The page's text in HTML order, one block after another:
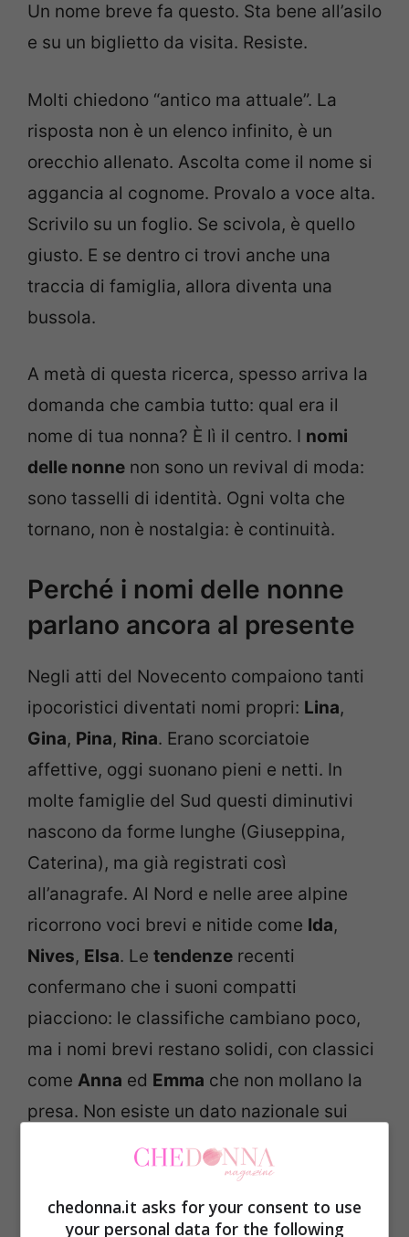
Un nome breve fa questo. Sta bene all’asilo
e su un biglietto da visita. Resiste.
Molti chiedono “antico ma attuale”. La
risposta non è un elenco infinito, è un
orecchio allenato. Ascolta come il nome si
aggancia al cognome. Provalo a voce alta.
Scrivilo su un foglio. Se scivola, è quello
giusto. E se dentro ci trovi anche una
traccia di famiglia, allora diventa una
bussola.
A metà di questa ricerca, spesso arriva la
domanda che cambia tutto: qual era il
nome di tua nonna? È lì il centro. I nomi
delle nonne non sono un revival di moda:
sono tasselli di identità. Ogni volta che
tornano, non è nostalgia: è continuità.
Perché i nomi delle nonne
parlano ancora al presente
Negli atti del Novecento compaiono tanti
ipocoristici diventati nomi propri: Lina,
Gina, Pina, Rina. Erano scorciatoie
affettive, oggi suonano pieni e netti. In
molte famiglie del Sud questi diminutivi
nascono da forme lunghe (Giuseppina,
Caterina), ma già registrati così
all’anagrafe. Al Nord e nelle aree alpine
ricorrono voci brevi e nitide come Ida,
Nives, Elsa. Le tendenze recenti
confermano che i suoni compatti
piacciono: le classifiche cambiano poco,
ma i nomi brevi restano solidi, con classici
come Anna ed Emma che non mollano la
presa. Non esiste un dato nazionale sui
“nomi delle nonne” più usati: dipende dalle
regioni e dalle storie familiari. Proprio per
questo funzionano: sono radicati.
chedonna.it asks for your consent to use
your personal data for the following